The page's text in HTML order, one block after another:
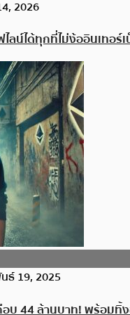
2026
ลน์ได้ทุกที่ไม่ง้ออินเทอร์
ธ์ 19, 2025
บ 44 ล้านบาท! พร้อมทิ้